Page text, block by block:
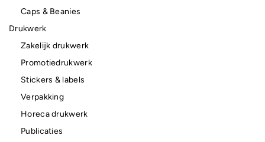
Caps & Beanies
Drukwerk
Zakelijk drukwerk
Promotiedrukwerk
Stickers & labels
Verpakking
Horeca drukwerk
Publicaties